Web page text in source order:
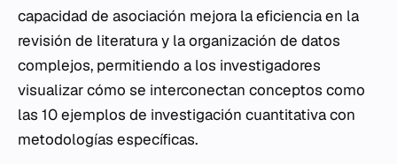
capacidad de asociación mejora la eficiencia en la
revisión de literatura y la organización de datos
complejos, permitiendo a los investigadores
visualizar cómo se interconectan conceptos como
las 10 ejemplos de investigación cuantitativa con
metodologías específicas.